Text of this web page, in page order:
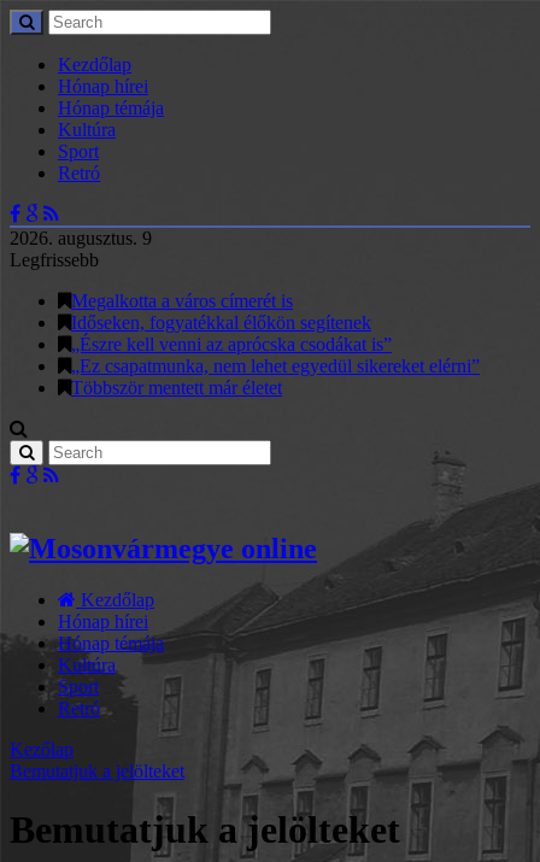
Kezdőlap
Hónap hírei
Hónap témája
Kultúra
Sport
Retró
2026. augusztus. 9
Legfrissebb
Megalkotta a város címerét is
Időseken, fogyatékkal élőkön segítenek
„Észre kell venni az aprócska csodákat is”
„Ez csapatmunka, nem lehet egyedül sikereket elérni”
Többször mentett már életet
Kezdőlap
Hónap hírei
Hónap témája
Kultúra
Sport
Retró
Kezőlap
Bemutatjuk a jelölteket
Bemutatjuk a jelölteket